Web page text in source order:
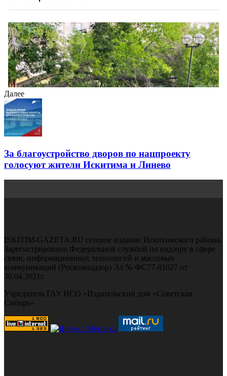
Далее
За благоустройство дворов по нацпроекту
голосуют жители Искитима и Линево
ISKITIM-GAZETA.RU сетевое издание Искитимского района.
Зарегистрировано Федеральной службой по надзору в сфере
связи, информационных технологий и массовых
коммуникаций (Роскомнадзор) Эл № ФС77-81027 от
30.04.2021г.
Учредитель ГАУ НСО «Издательский дом «Советская
Сибирь»